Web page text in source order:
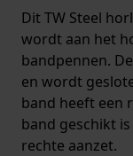
Dit TW Steel
wordt aan het
bandpennen.
en wordt
band heeft een
band geschikt
rechte aanzet.